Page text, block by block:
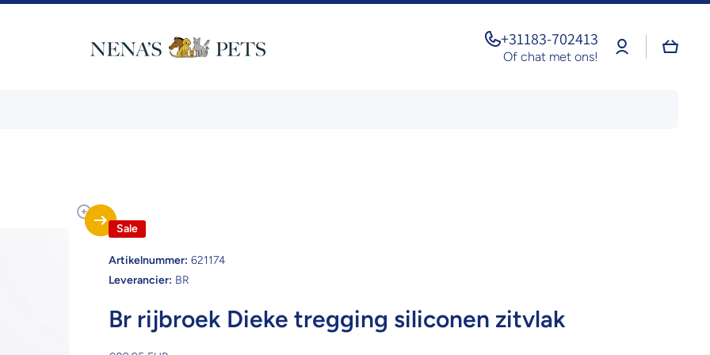
+31183-702413
Of chat met ons!
Log
in
Sale
Artikelnummer: 621174
Leverancier: BR
Br rijbroek Dieke tregging siliconen zitvlak